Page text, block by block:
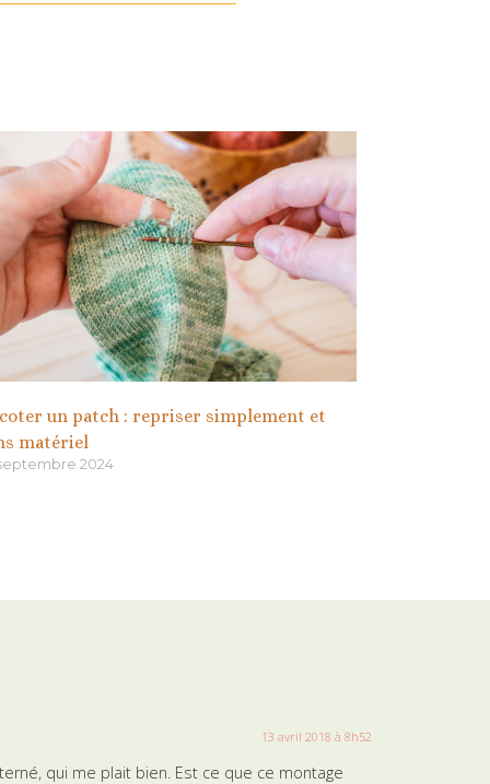
un patch : repriser simplement et
matériel
2024
13 avril 2018 à 8h52
qui me plait bien. Est ce que ce montage